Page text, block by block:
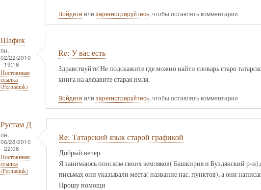
Войдите или зарегистрируйтесь, чтобы оставлять комментарии
Шафик
пн,
02/22/2010
- 19:16
Постоянная
ссылка
(Permalink)
Re: У вас есть
Здравствуйте!Не подскажите где можно найти словарь старо
книга на алфавите старая имля.
Войдите или зарегистрируйтесь, чтобы оставлять комментарии
Рустам Д
пн,
06/28/2010
- 22:06
Постоянная
ссылка
(Permalink)
Re: Татарский язык старой графикой
Добрый вечер.
Я занимаюсь поиском своих земляков( Башкирия и Буздякский р-
письмах они указывали места( название нас. пунктов), а они
Прошу помощи